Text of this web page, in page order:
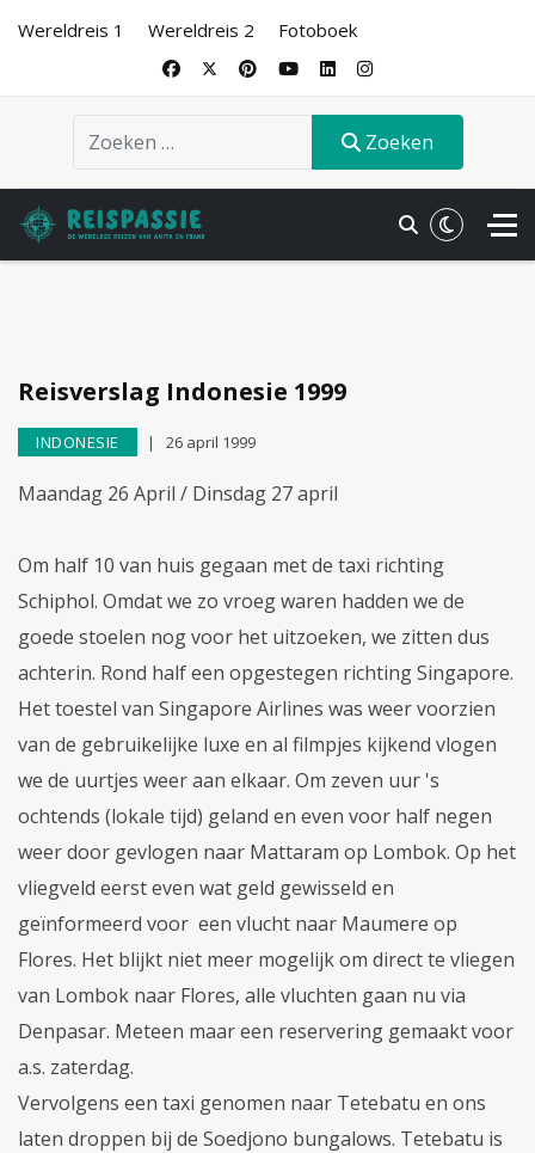
Wereldreis 1 Wereldreis 2 Fotoboek
Zoeken Zoeken
Reisverslag Indonesie 1999
INDONESIE 26 april 1999
Maandag 26 April / Dinsdag 27 april
Om half 10 van huis gegaan met de taxi richting
Schiphol. Omdat we zo vroeg waren hadden we de
goede stoelen nog voor het uitzoeken, we zitten dus
achterin. Rond half een opgestegen richting Singapore.
Het toestel van Singapore Airlines was weer voorzien
van de gebruikelijke luxe en al filmpjes kijkend vlogen
we de uurtjes weer aan elkaar. Om zeven uur 's
ochtends (lokale tijd) geland en even voor half negen
weer door gevlogen naar Mattaram op Lombok. Op het
vliegveld eerst even wat geld gewisseld en
geïnformeerd voor een vlucht naar Maumere op
Flores. Het blijkt niet meer mogelijk om direct te vliegen
van Lombok naar Flores, alle vluchten gaan nu via
Denpasar. Meteen maar een reservering gemaakt voor
a.s. zaterdag.
Vervolgens een taxi genomen naar Tetebatu en ons
laten droppen bij de Soedjono bungalows. Tetebatu is